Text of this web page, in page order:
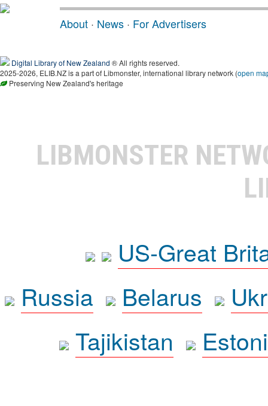
About · News · For Advertisers
Digital Library of New Zealand ® All rights reserved.
2025-2026, ELIB.NZ is a part of Libmonster, international library network (open
Preserving New Zealand's heritage
LIBMONSTER
US-Great
Russia
Belarus
Tajikistan